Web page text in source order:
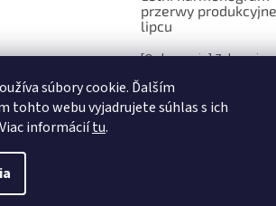
súbory cookie. Ďalším
tohto webu vyjadrujete súhlas s ich
informáciítu.
przerwy
lipcu
[Ogłoszenie]